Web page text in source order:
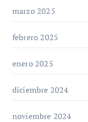
marzo 2025
febrero 2025
enero 2025
diciembre 2024
noviembre 2024